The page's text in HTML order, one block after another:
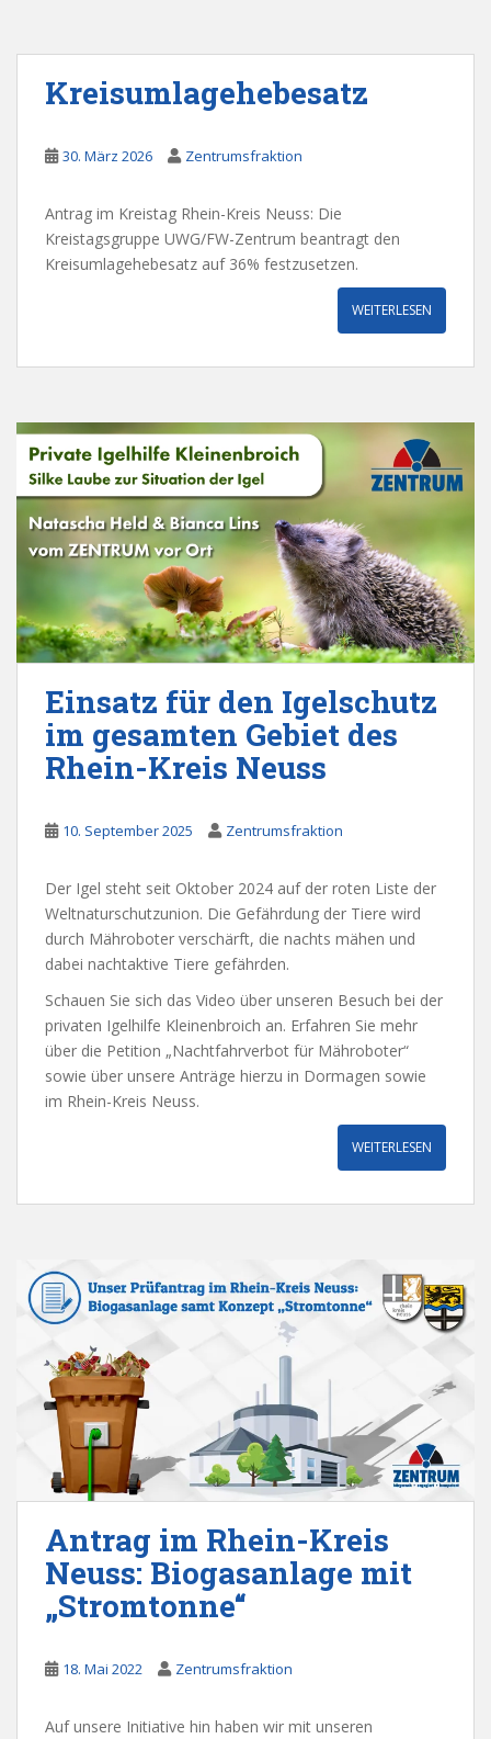
Kreisumlagehebesatz
30. März 2026 Zentrumsfraktion
Antrag im Kreistag Rhein-Kreis Neuss: Die
Kreistagsgruppe UWG/FW-Zentrum beantragt den
Kreisumlagehebesatz auf 36% festzusetzen.
WEITERLESEN
Einsatz für den Igelschutz
im gesamten Gebiet des
Rhein-Kreis Neuss
10. September 2025 Zentrumsfraktion
Der Igel steht seit Oktober 2024 auf der roten Liste der
Weltnaturschutzunion. Die Gefährdung der Tiere wird
durch Mähroboter verschärft, die nachts mähen und
dabei nachtaktive Tiere gefährden.
Schauen Sie sich das Video über unseren Besuch bei der
privaten Igelhilfe Kleinenbroich an. Erfahren Sie mehr
über die Petition „Nachtfahrverbot für Mähroboter“
sowie über unsere Anträge hierzu in Dormagen sowie
im Rhein-Kreis Neuss.
WEITERLESEN
Antrag im Rhein-Kreis
Neuss: Biogasanlage mit
„Stromtonne“
18. Mai 2022 Zentrumsfraktion
Auf unsere Initiative hin haben wir mit unseren